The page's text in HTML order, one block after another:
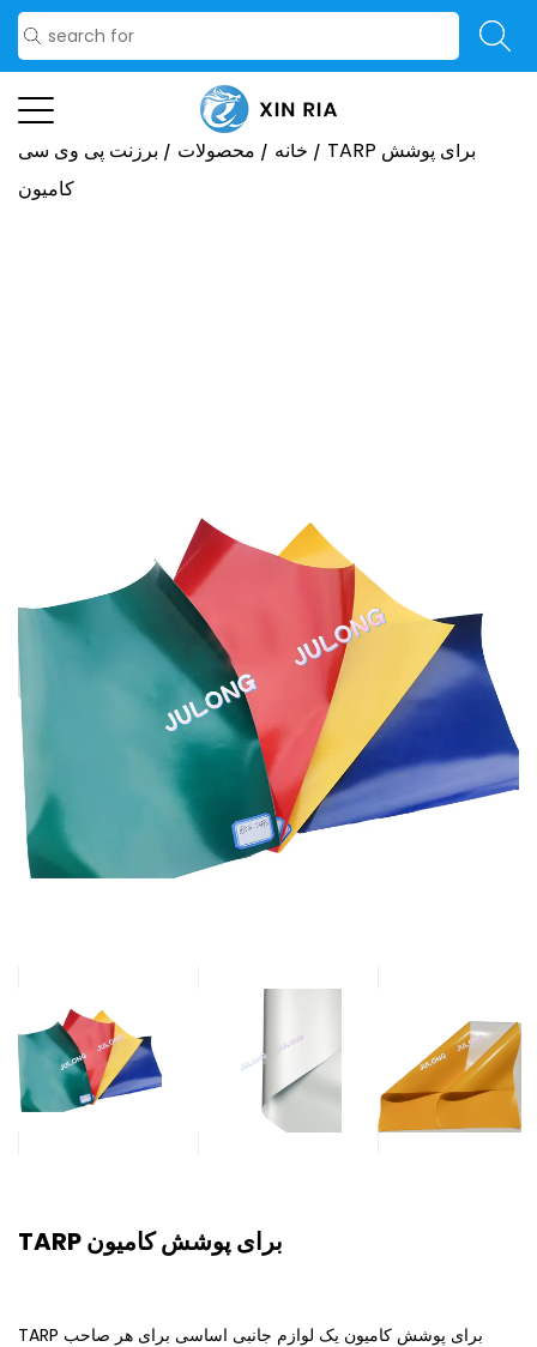
خانه / محصولات / برزنت پی وی سی / TARP برای پوشش
کامیون
TARP برای پوشش کامیون
TARP برای پوشش کامیون یک لوازم جانبی اساسی برای هر صاحب